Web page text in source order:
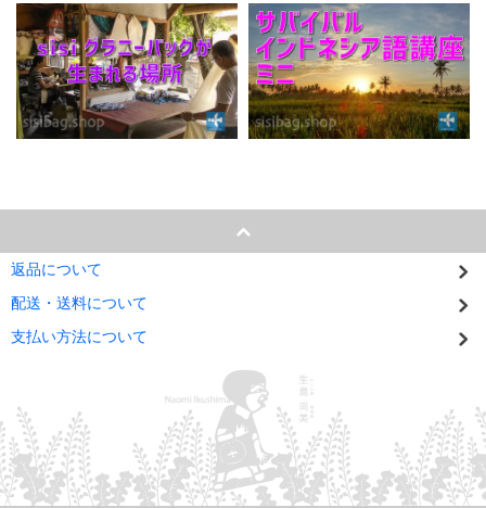
返品について
配送・送料について
支払い方法について